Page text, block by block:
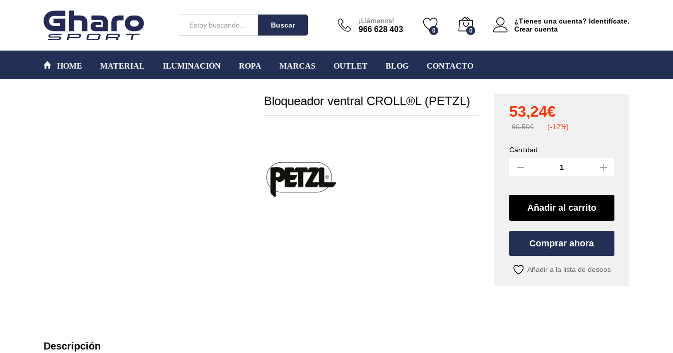
Toda la tienda Buscar
¡Llámanos!
966 628 403 0 0
¿Tienes una cuenta? Identifícate.
Crear cuenta
HOME MATERIAL ILUMINACIÓN ROPA MARCAS OUTLET BLOG CONTACTO
Bloqueador ventral CROLL®L (PETZL)
53,24€
60,50€ (-12%)
Bloqueador
(PETZL)
quantity
Cantidad:
Añadir al carrito
Comprar ahora
Añadir a la lista de deseos
Descripción